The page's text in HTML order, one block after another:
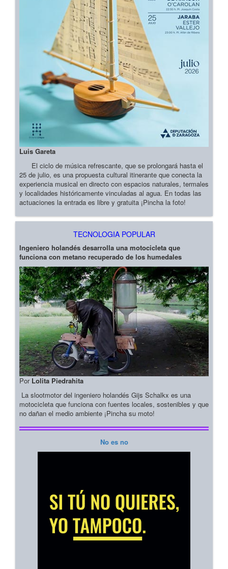
Luis Gareta
El ciclo de música refrescante, que se prolongará hasta el
25 de julio, es una propuesta cultural itinerante que conecta la
experiencia musical en directo con espacios naturales, termales
y localidades históricamente vinculadas al agua. En todas las
actuaciones la entrada es libre y gratuita ¡Pincha la foto!
TECNOLOGIA POPULAR
Ingeniero holandés desarrolla una motocicleta que
funciona con metano recuperado de los humedales
Por Lolita Piedrahita
La slootmotor del ingeniero holandés Gijs Schalkx es una
motocicleta que funciona con fuentes locales, sostenibles y que
no dañan el medio ambiente ¡Pincha su moto!
No es no